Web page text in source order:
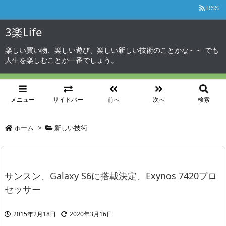
3楽Life
楽しい買い物、楽しい遊び、楽しい新しい技術のことかな～～ でも
人生を楽しむことが一番でしょう。
メニュー サイドバー 前へ 次へ 検索
RSS
ホーム > 新しい技術
サンスン、Galaxy S6に搭載決定、Exynos 7420プロ
セッサー
2015年2月18日 2020年3月16日